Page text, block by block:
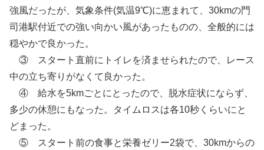
強風だったが、気象条件(気温9℃)に恵まれて、30kmの門
司港駅付近での強い向かい風があったものの、全般的には
穏やかで良かった。
③ スタート直前にトイレを済ませられたので、レース
中の立ち寄りがなくて良かった。
④ 給水を5kmごとにとったので、脱水症状にならず、
多少の休憩にもなった。タイムロスは各10秒くらいにと
どまった。
⑤ スタート前の食事と栄養ゼリー2袋で、30kmからの